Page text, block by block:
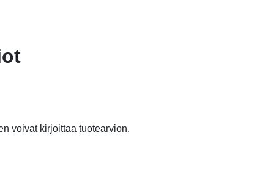
voivat kirjoittaa tuotearvion.